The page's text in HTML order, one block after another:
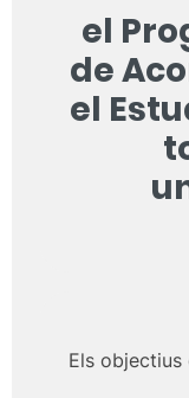
el
de
el
Els objectius